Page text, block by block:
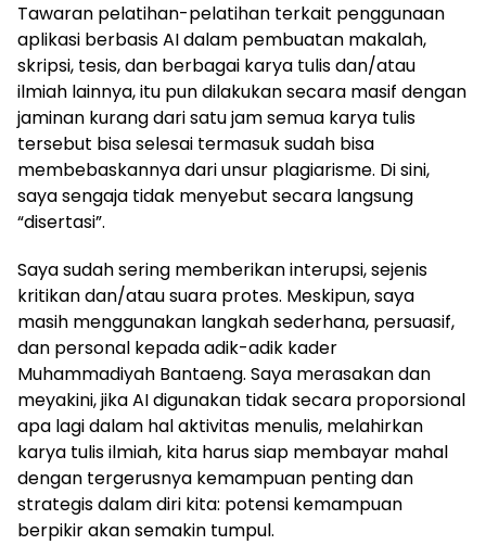
Tawaran pelatihan-pelatihan terkait penggunaan
aplikasi berbasis AI dalam pembuatan makalah,
skripsi, tesis, dan berbagai karya tulis dan/atau
ilmiah lainnya, itu pun dilakukan secara masif dengan
jaminan kurang dari satu jam semua karya tulis
tersebut bisa selesai termasuk sudah bisa
membebaskannya dari unsur plagiarisme. Di sini,
saya sengaja tidak menyebut secara langsung
“disertasi”.
Saya sudah sering memberikan interupsi, sejenis
kritikan dan/atau suara protes. Meskipun, saya
masih menggunakan langkah sederhana, persuasif,
dan personal kepada adik-adik kader
Muhammadiyah Bantaeng. Saya merasakan dan
meyakini, jika AI digunakan tidak secara proporsional
apa lagi dalam hal aktivitas menulis, melahirkan
karya tulis ilmiah, kita harus siap membayar mahal
dengan tergerusnya kemampuan penting dan
strategis dalam diri kita: potensi kemampuan
berpikir akan semakin tumpul.